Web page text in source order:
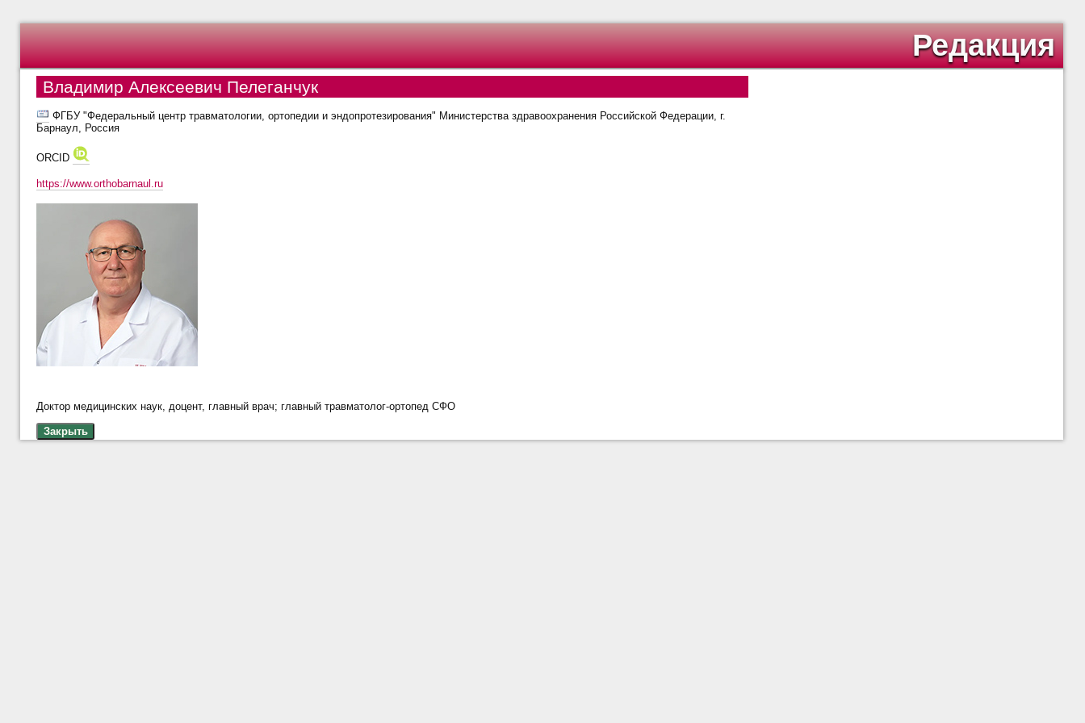
Редакция
Владимир Алексеевич Пелеганчук
ФГБУ "Федеральный центр травматологии, ортопедии и эндопротезирования" Министерства здравоохранения Российской Федерации, г.
Барнаул, Россия
ORCID
https://www.orthobarnaul.ru
Доктор медицинских наук, доцент, главный врач; главный травматолог-ортопед СФО